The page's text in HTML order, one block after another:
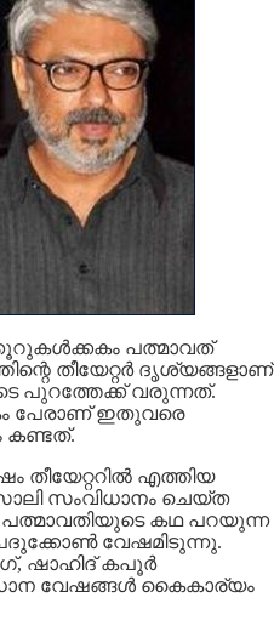
പത്മാവത്
തീയേറ്റർ ദൃശ്യങ്ങളാണ്
പുറത്തേക്ക് വരുന്നത്.
പേരാണ് ഇതുവരെ
കണ്ടത്.
തീയേറ്ററിൽ എത്തിയ
സംവിധാനം ചെയ്ത
കഥ പറയുന്ന
പദുക്കോൺ വേഷമിടുന്നു.
ഷാഹിദ് കപൂർ
വേഷങ്ങൾ കൈകാര്യം